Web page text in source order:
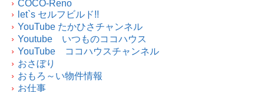
COCO-Reno
let`s セルフビルド!!
YouTube たかひさチャンネル
Youtube いつものココハウス
YouTube ココハウスチャンネル
おさぼり
おもろ～い物件情報
お仕事